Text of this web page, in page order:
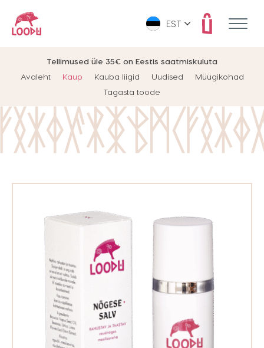
Tellimused üle 35€ on Eestis saatmiskuluta
Avaleht
Kaup Kauba liigid Uudised
Müügikohad
Tagasta toode
EST